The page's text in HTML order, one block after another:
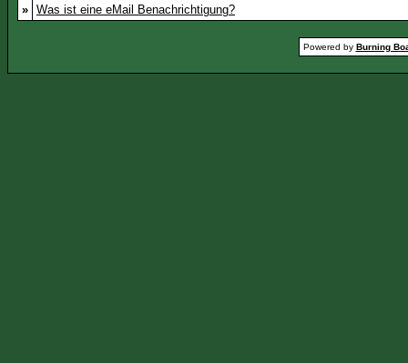
» Was ist eine eMail Benachrichtigung?
Powered by Burning